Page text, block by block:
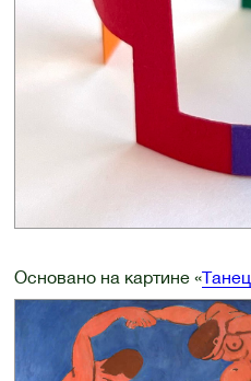
Основано на картине «Танец